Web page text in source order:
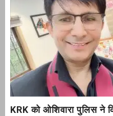
KRK को ओशिवारा पुलिस ने